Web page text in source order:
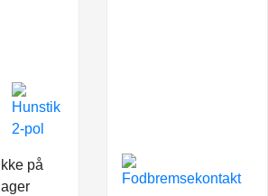
Ikke på
lager